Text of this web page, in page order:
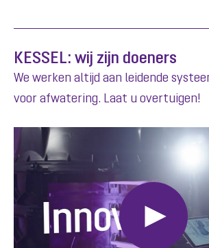
KESSEL: wij zijn doeners
We werken altijd aan leidende
voor afwatering. Laat u overtuigen!